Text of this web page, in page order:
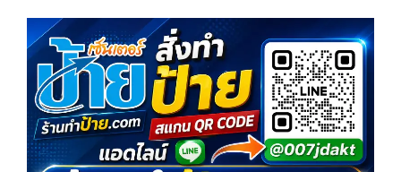
content